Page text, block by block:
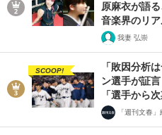
原麻衣が語
音楽界のリ
我妻 弘崇
SCOOP!
「敗因分析
ン選手が証
「選手から
「週刊文春